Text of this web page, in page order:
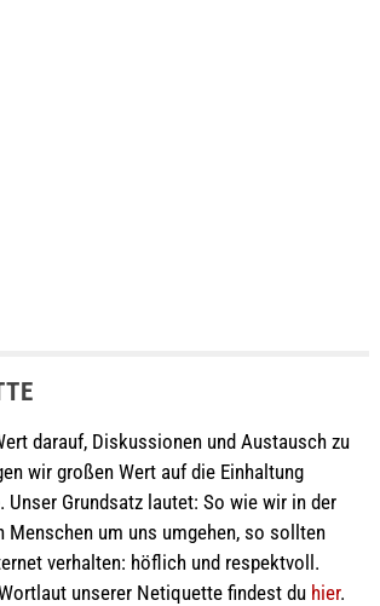
darauf, Diskussionen und Austausch zu
wir großen Wert auf die Einhaltung
Unser Grundsatz lautet: So wie wir in der
Menschen um uns umgehen, so sollten
verhalten: höflich und respektvoll.
unserer Netiquette findest du hier.